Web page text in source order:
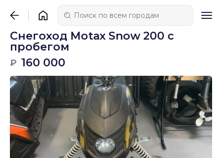
Снегоход Motax Snow 200 с
пробегом
₽ 160 000